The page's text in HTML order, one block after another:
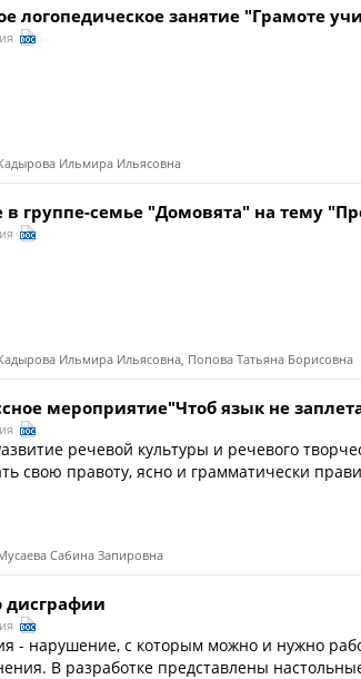
логопедическое занятие "Грамоте
Ильмира Ильясовна
в группе-семье "Домовята" на тему
Ильмира Ильясовна, Попова Татьяна Борисовна
мероприятие"Чтоб язык не
речевой культуры и речевого
свою правоту, ясно и грамматически
Сабина Запировна
дисграфии
- нарушение, с которым можно и нужно
В разработке представлены